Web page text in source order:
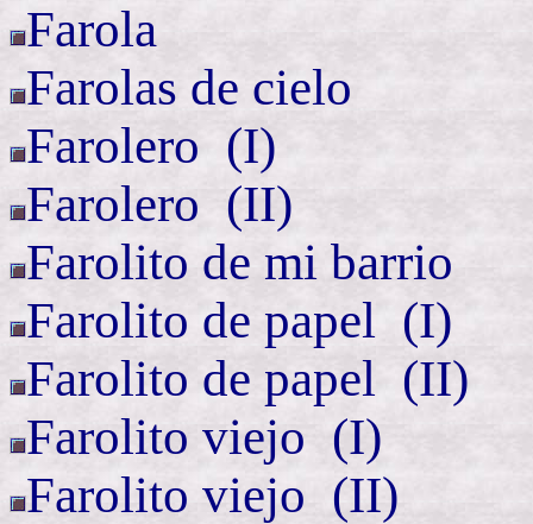
Farola
Farolas de cielo
Farolero (I)
Farolero (II)
Farolito de mi barrio
Farolito de papel (I)
Farolito de papel (II)
Farolito viejo (I)
Farolito viejo (II)